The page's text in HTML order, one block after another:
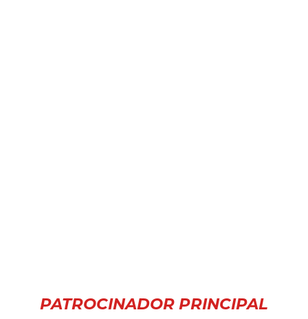
PATROCINADOR PRINCIPAL